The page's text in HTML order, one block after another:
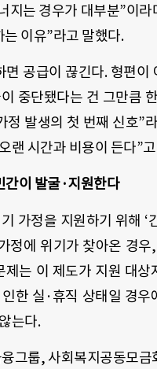
는 경우가 대부분”이라
는 이유”라고 말했다.
공급이 끊긴다. 형편
중단됐다는 건 그만큼
정 발생의 첫 번째 신호”
랜 시간과 비용이 든다”
간이 발굴·지원한다
가정을 지원하기 위해 ‘
정에 위기가 찾아온 경
는 이 제도가 지원 대
한 실·휴직 상태일 경
는다.
그룹, 사회복지공동모금